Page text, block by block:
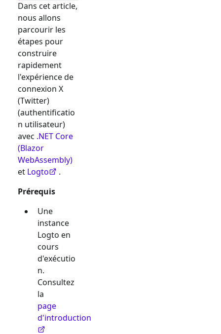
Dans cet article,
nous allons
parcourir les
étapes pour
construire
rapidement
l'expérience de
connexion X
(Twitter)
(authentificatio
n utilisateur)
avec .NET Core
(Blazor
WebAssembly)
et Logto
.
Prérequis
Une
instance
Logto en
cours
d'exécutio
n.
Consultez
la
page
d'introduction